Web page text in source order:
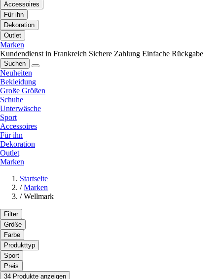
Accessoires
Für ihn
Dekoration
Outlet
Marken
Kundendienst in Frankreich Sichere Zahlung Einfache Rückgabe
Suchen
Neuheiten
Bekleidung
Große Größen
Schuhe
Unterwäsche
Sport
Accessoires
Für ihn
Dekoration
Outlet
Marken
Startseite
/ Marken
/ Wellmark
Filter
Größe
Farbe
Produkttyp
Sport
Preis
34 Produkte anzeigen